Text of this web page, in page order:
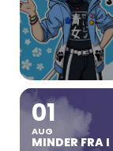
01
AUG
MINDER FRA